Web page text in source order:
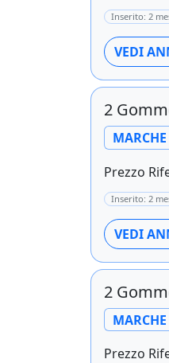
Inserito: 2
VEDI
2
MARCHE
Prezzo
Inserito: 2
VEDI
2
MARCHE
Prezzo